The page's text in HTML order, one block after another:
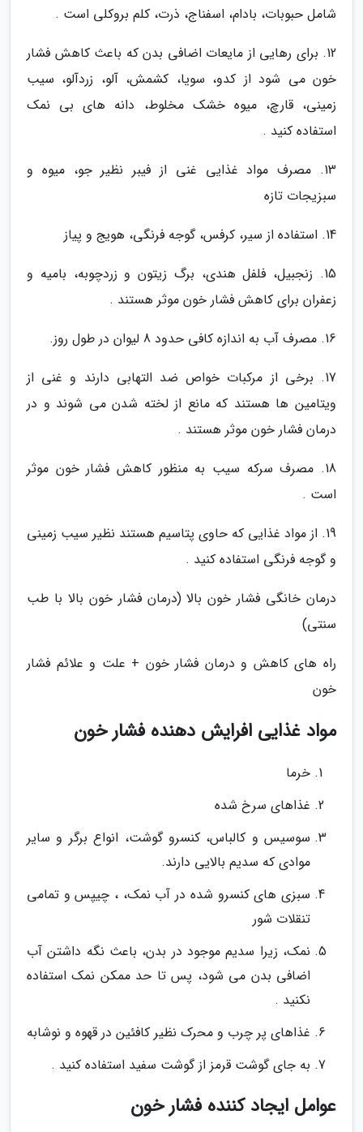
شامل حبوبات، بادام، اسفناج، ذرت، کلم بروکلی است .
12. برای رهایی از مایعات اضافی بدن که باعث کاهش فشار
خون می شود از کدو، سویا، کشمش، آلو، زردآلو، سیب
زمینی، قارچ، میوه خشک مخلوط، دانه های بی نمک
استفاده کنید .
13. مصرف مواد غذایی غنی از فیبر نظیر جو، میوه و
سبزیجات تازه
14. استفاده از سیر، کرفس، گوجه فرنگی، هویج و پیاز
15. زنجبیل، فلفل هندی، برگ زیتون و زردچوبه، بامیه و
زعفران برای کاهش فشار خون موثر هستند .
16. مصرف آب به اندازه کافی حدود 8 لیوان در طول روز.
17. برخی از مرکبات خواص ضد التهابی دارند و غنی از
ویتامین ها هستند که مانع از لخته شدن می شوند و در
درمان فشار خون موثر هستند .
18. مصرف سرکه سیب به منظور کاهش فشار خون موثر
است .
19. از مواد غذایی که حاوی پتاسیم هستند نظیر سیب زمینی
و گوجه فرنگی استفاده کنید .
درمان خانگی فشار خون بالا (درمان فشار خون بالا با طب
سنتی)
راه های کاهش و درمان فشار خون + علت و علائم فشار
خون
مواد غذایی افرایش دهنده فشار خون
خرما
غذاهای سرخ شده
سوسیس و کالباس، کنسرو گوشت، انواع برگر و سایر
موادی که سدیم بالایی دارند.
سبزی های کنسرو شده در آب نمک، ، چیپس و تمامی
تنقلات شور
نمک، زیرا سدیم موجود در بدن، باعث نگه داشتن آب
اضافی بدن می شود، پس تا حد ممکن نمک استفاده
نکنید .
غذاهای پر چرب و محرک نظیر کافئین در قهوه و نوشابه
به جای گوشت قرمز از گوشت سفید استفاده کنید .
عوامل ایجاد کننده فشار خون